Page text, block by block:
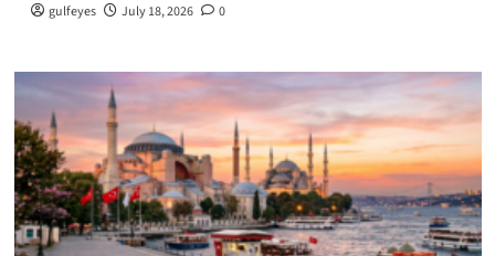
gulfeyes July 18, 2026 0